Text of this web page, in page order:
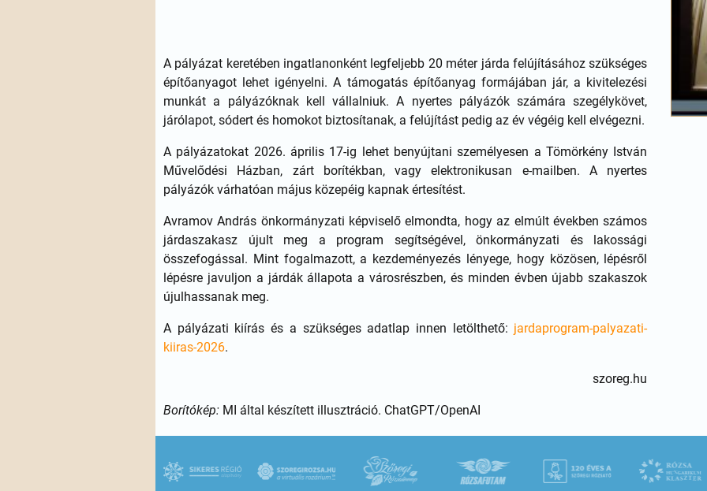
A pályázat keretében ingatlanonként legfeljebb 20 méter járda felújításához szükséges
építőanyagot lehet igényelni. A támogatás építőanyag formájában jár, a kivitelezési
munkát a pályázóknak kell vállalniuk. A nyertes pályázók számára szegélykövet,
járólapot, sódert és homokot biztosítanak, a felújítást pedig az év végéig kell elvégezni.
A pályázatokat 2026. április 17-ig lehet benyújtani személyesen a Tömörkény István
Művelődési Házban, zárt borítékban, vagy elektronikusan e-mailben. A nyertes
pályázók várhatóan május közepéig kapnak értesítést.
Avramov András önkormányzati képviselő elmondta, hogy az elmúlt években számos
járdaszakasz újult meg a program segítségével, önkormányzati és lakossági
összefogással. Mint fogalmazott, a kezdeményezés lényege, hogy közösen, lépésről
lépésre javuljon a járdák állapota a városrészben, és minden évben újabb szakaszok
újulhassanak meg.
A pályázati kiírás és a szükséges adatlap innen letölthető: jardaprogram-palyazati-
kiiras-2026.
szoreg.hu
Borítókép: MI által készített illusztráció. ChatGPT/OpenAI